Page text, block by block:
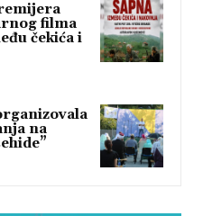
filma
čekića i
na